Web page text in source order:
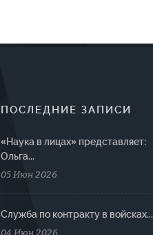
ПОСЛЕДНИЕ ЗАПИСИ
«Наука в лицах» представляет:
Ольга...
05 Июн 2026
Cлужба по контракту в войсках...
04 Июн 2026